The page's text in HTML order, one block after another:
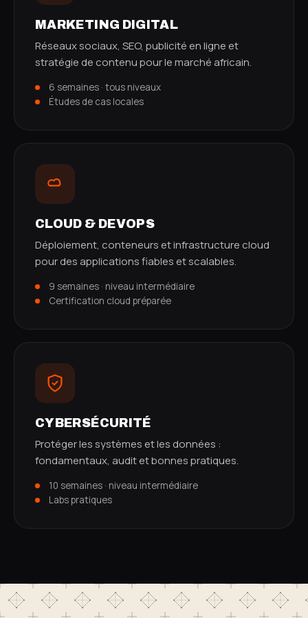
MARKETING DIGITAL
Réseaux sociaux, SEO, publicité en ligne et
stratégie de contenu pour le marché africain.
6 semaines · tous niveaux
Études de cas locales
CLOUD & DEVOPS
Déploiement, conteneurs et infrastructure cloud
pour des applications fiables et scalables.
9 semaines · niveau intermédiaire
Certification cloud préparée
CYBERSÉCURITÉ
Protéger les systèmes et les données :
fondamentaux, audit et bonnes pratiques.
10 semaines · niveau intermédiaire
Labs pratiques